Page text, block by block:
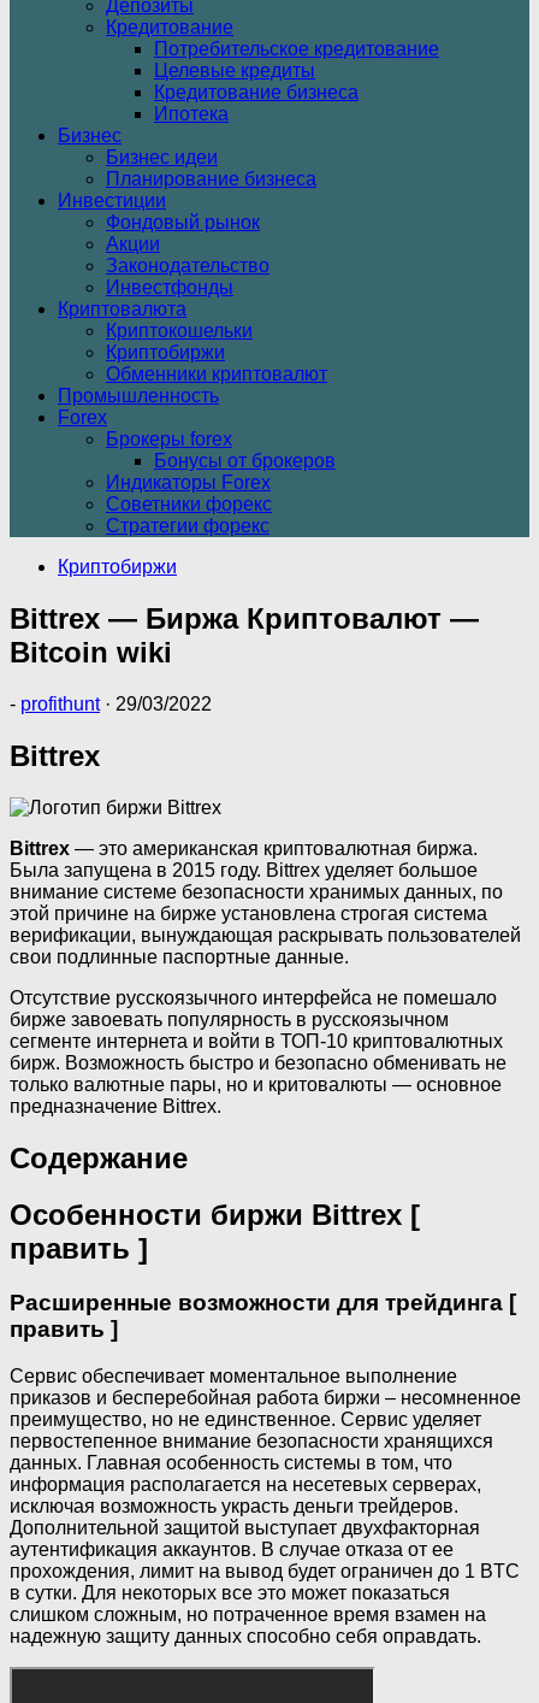
Депозиты
Кредитование
Потребительское кредитование
Целевые кредиты
Кредитование бизнеса
Ипотека
Бизнес
Бизнес идеи
Планирование бизнеса
Инвестиции
Фондовый рынок
Акции
Законодательство
Инвестфонды
Криптовалюта
Криптокошельки
Криптобиржи
Обменники криптовалют
Промышленность
Forex
Брокеры forex
Бонусы от брокеров
Индикаторы Forex
Советники форекс
Стратегии форекс
Криптобиржи
Bittrex — Биржа Криптовалют —
Bitcoin wiki
- profithunt · 29/03/2022
Bittrex
Bittrex — это американская криптовалютная биржа.
Была запущена в 2015 году. Bittrex уделяет большое
внимание системе безопасности хранимых данных, по
этой причине на бирже установлена строгая система
верификации, вынуждающая раскрывать пользователей
свои подлинные паспортные данные.
Отсутствие русскоязычного интерфейса не помешало
бирже завоевать популярность в русскоязычном
сегменте интернета и войти в ТОП-10 криптовалютных
бирж. Возможность быстро и безопасно обменивать не
только валютные пары, но и критовалюты — основное
предназначение Bittrex.
Содержание
Особенности биржи Bittrex [
править ]
Расширенные возможности для трейдинга [
править ]
Сервис обеспечивает моментальное выполнение
приказов и бесперебойная работа биржи – несомненное
преимущество, но не единственное. Сервис уделяет
первостепенное внимание безопасности хранящихся
данных. Главная особенность системы в том, что
информация располагается на несетевых серверах,
исключая возможность украсть деньги трейдеров.
Дополнительной защитой выступает двухфакторная
аутентификация аккаунтов. В случае отказа от ее
прохождения, лимит на вывод будет ограничен до 1 BTC
в сутки. Для некоторых все это может показаться
слишком сложным, но потраченное время взамен на
надежную защиту данных способно себя оправдать.